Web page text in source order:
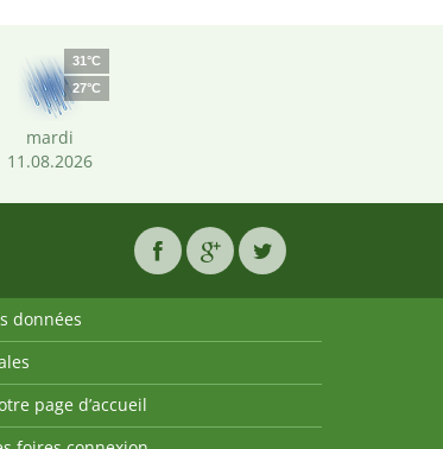
31°C
27°C
mardi
11.08.2026
données
page d’accueil